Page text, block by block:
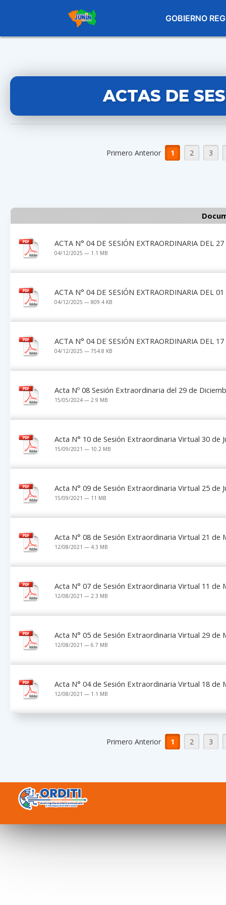
GOBIERNO
ACTAS DE
Primero Anterior 1 2 3
ACTA N° 04 DE SESIÓN EXTRAORDINARIA DEL
04/12/2025 — 1.1 MB
ACTA N° 04 DE SESIÓN EXTRAORDINARIA DEL
04/12/2025 — 809.4 KB
ACTA N° 04 DE SESIÓN EXTRAORDINARIA DEL
04/12/2025 — 754.8 KB
Acta Nº 08 Sesión Extraordinaria del 29 de
15/05/2024 — 2.9 MB
Acta N° 10 de Sesión Extraordinaria Virtual 30 de
15/09/2021 — 10.2 MB
Acta N° 09 de Sesión Extraordinaria Virtual 25 de
15/09/2021 — 11 MB
Acta N° 08 de Sesión Extraordinaria Virtual 21 de
12/08/2021 — 4.3 MB
Acta N° 07 de Sesión Extraordinaria Virtual 11 de
12/08/2021 — 2.3 MB
Acta N° 05 de Sesión Extraordinaria Virtual 29 de
12/08/2021 — 6.7 MB
Acta N° 04 de Sesión Extraordinaria Virtual 18 de
12/08/2021 — 1.1 MB
Primero Anterior 1 2 3